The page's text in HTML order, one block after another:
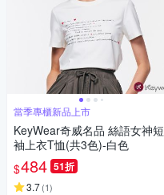
當季專櫃新品上市
KeyWear奇威名品 絲語女神短
袖上衣T恤(共3色)-白色
$484 51折
3.7(1)